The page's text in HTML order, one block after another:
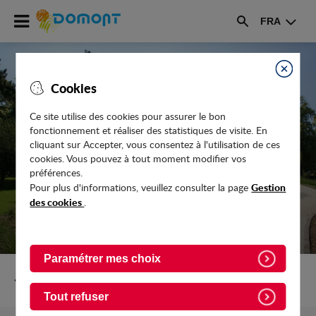
Cookies
Fermer
Ce site utilise des cookies pour assurer le bon
fonctionnement et réaliser des statistiques de visite. En
cliquant sur Accepter, vous consentez à l'utilisation de ces
cookies. Vous pouvez à tout moment modifier vos
préférences.
Pour plus d'informations, veuillez consulter la pageGestion
des cookies .
Paramétrer mes choix
Tout refuser
Accéder
au
menu
Accéder
contenu
Rechercher
FRA
VOYAGE VOYAGE AVEC LE CARNAVAL
DES ÎLES
Retour vers Actualites